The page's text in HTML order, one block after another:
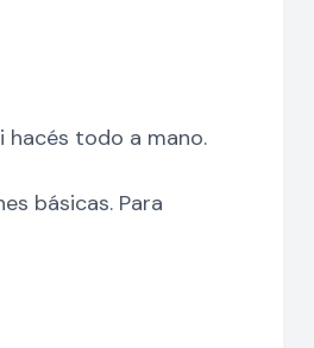
hacés todo a mano.
básicas. Para